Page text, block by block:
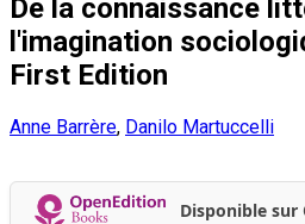
De la connaissance
l'imagination
First Edition
Anne Barrère, Danilo Martuccelli
Disponible sur